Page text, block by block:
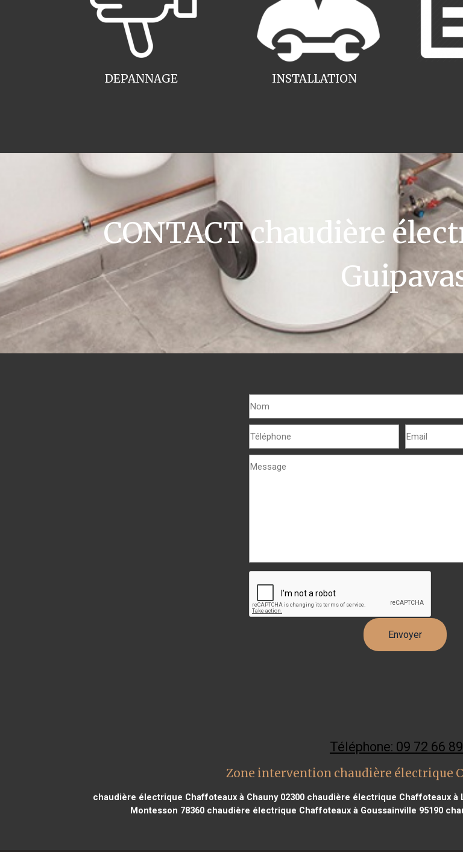
INSTALLATION
DEPANNAGE
CONTACT chaudière
Téléphone: 09 72 66
Zone intervention chaudière électrique
chaudière électrique Chaffoteaux à Chauny 02300 chaudière électrique Chaffoteaux à
Montesson 78360 chaudière électrique Chaffoteaux à Goussainville 95190